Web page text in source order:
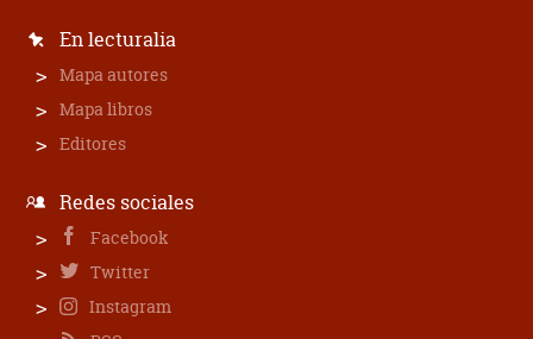
En lecturalia
Mapa autores
Mapa libros
Editores
Redes sociales
Facebook
Twitter
Instagram